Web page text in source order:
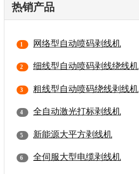
热销产品
网络型自动喷码剥线机
细线型自动喷码剥线绕线机
粗线型自动喷码绕线剥线机
全自动激光打标剥线机
新能源大平方剥线机
全伺服大型电缆剥线机